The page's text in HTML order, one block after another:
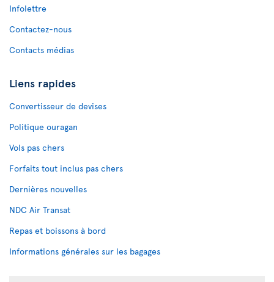
Infolettre
Contactez-nous
Contacts médias
Liens rapides
Convertisseur de devises
Politique ouragan
Vols pas chers
Forfaits tout inclus pas chers
Dernières nouvelles
NDC Air Transat
Repas et boissons à bord
Informations générales sur les bagages